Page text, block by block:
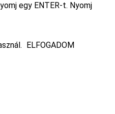
egy ENTER-t. Nyomj
ELFOGADOM